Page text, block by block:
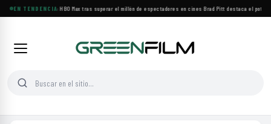
EN TENDENCIA
BACKROOMS llega a HBO Max tras superar el millón de espectadores en cines·Brad Pitt destaca el